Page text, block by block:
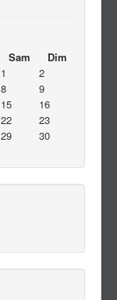
Sam
Dim
1
2
8
9
15
16
22
23
29
30